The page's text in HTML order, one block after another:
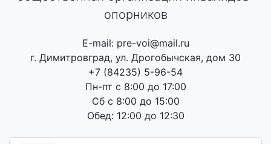
опорников
E-mail: pre-voi@mail.ru
г. Димитровград, ул. Дрогобычская, дом 30
+7 (84235) 5-96-54
Пн-пт с 8:00 до 17:00
Сб с 8:00 до 15:00
Обед: 12:00 до 12:30